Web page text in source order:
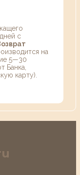
с
на
5—30
Банка,
карту).